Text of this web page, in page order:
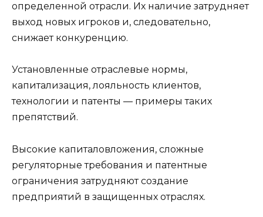
определенной отрасли. Их наличие затрудняет
выход новых игроков и, следовательно,
снижает конкуренцию.
Установленные отраслевые нормы,
капитализация, лояльность клиентов,
технологии и патенты — примеры таких
препятствий.
Высокие капиталовложения, сложные
регуляторные требования и патентные
ограничения затрудняют создание
предприятий в защищенных отраслях.